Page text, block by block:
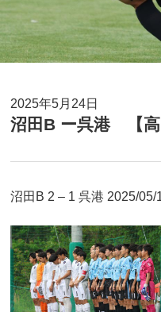
2025年5月24日
沼田B ー呉港 【
沼田B 2 – 1 呉港 2025/